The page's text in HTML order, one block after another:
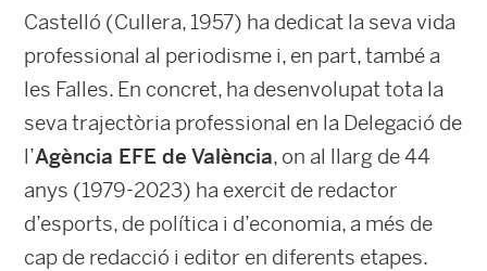
Castelló (Cullera, 1957) ha dedicat la seva vida
professional al periodisme i, en part, també a
les Falles. En concret, ha desenvolupat tota la
seva trajectòria professional en la Delegació de
l’Agència EFE de València, on al llarg de 44
anys (1979-2023) ha exercit de redactor
d’esports, de política i d’economia, a més de
cap de redacció i editor en diferents etapes.